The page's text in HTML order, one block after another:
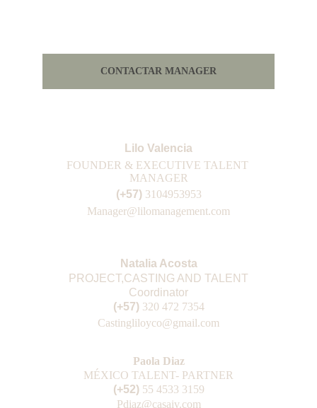
CONTACTAR MANAGER
Lilo Valencia
FOUNDER & EXECUTIVE TALENT
MANAGER
(+57) 3104953953
Manager@lilomanagement.com
Natalia Acosta
PROJECT,CASTING AND TALENT
Coordinator
(+57) 320 472 7354
Castingliloyco@gmail.com
Paola Diaz
MÉXICO TALENT- PARTNER
(+52) 55 4533 3159
Pdiaz@casaiv.com